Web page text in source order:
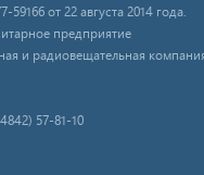
от 22 августа 2014 года.
предприятие
и радиовещательная
57-81-10